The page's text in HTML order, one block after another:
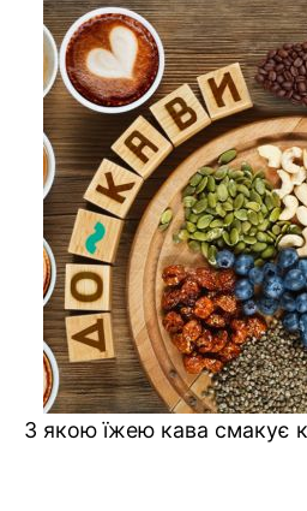
З якою їжею кава смакує